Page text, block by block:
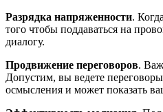
Разрядка напряженности.
того чтобы поддаваться на
диалогу.
Продвижение переговоров.
Допустим, вы ведете
осмысления и может показать